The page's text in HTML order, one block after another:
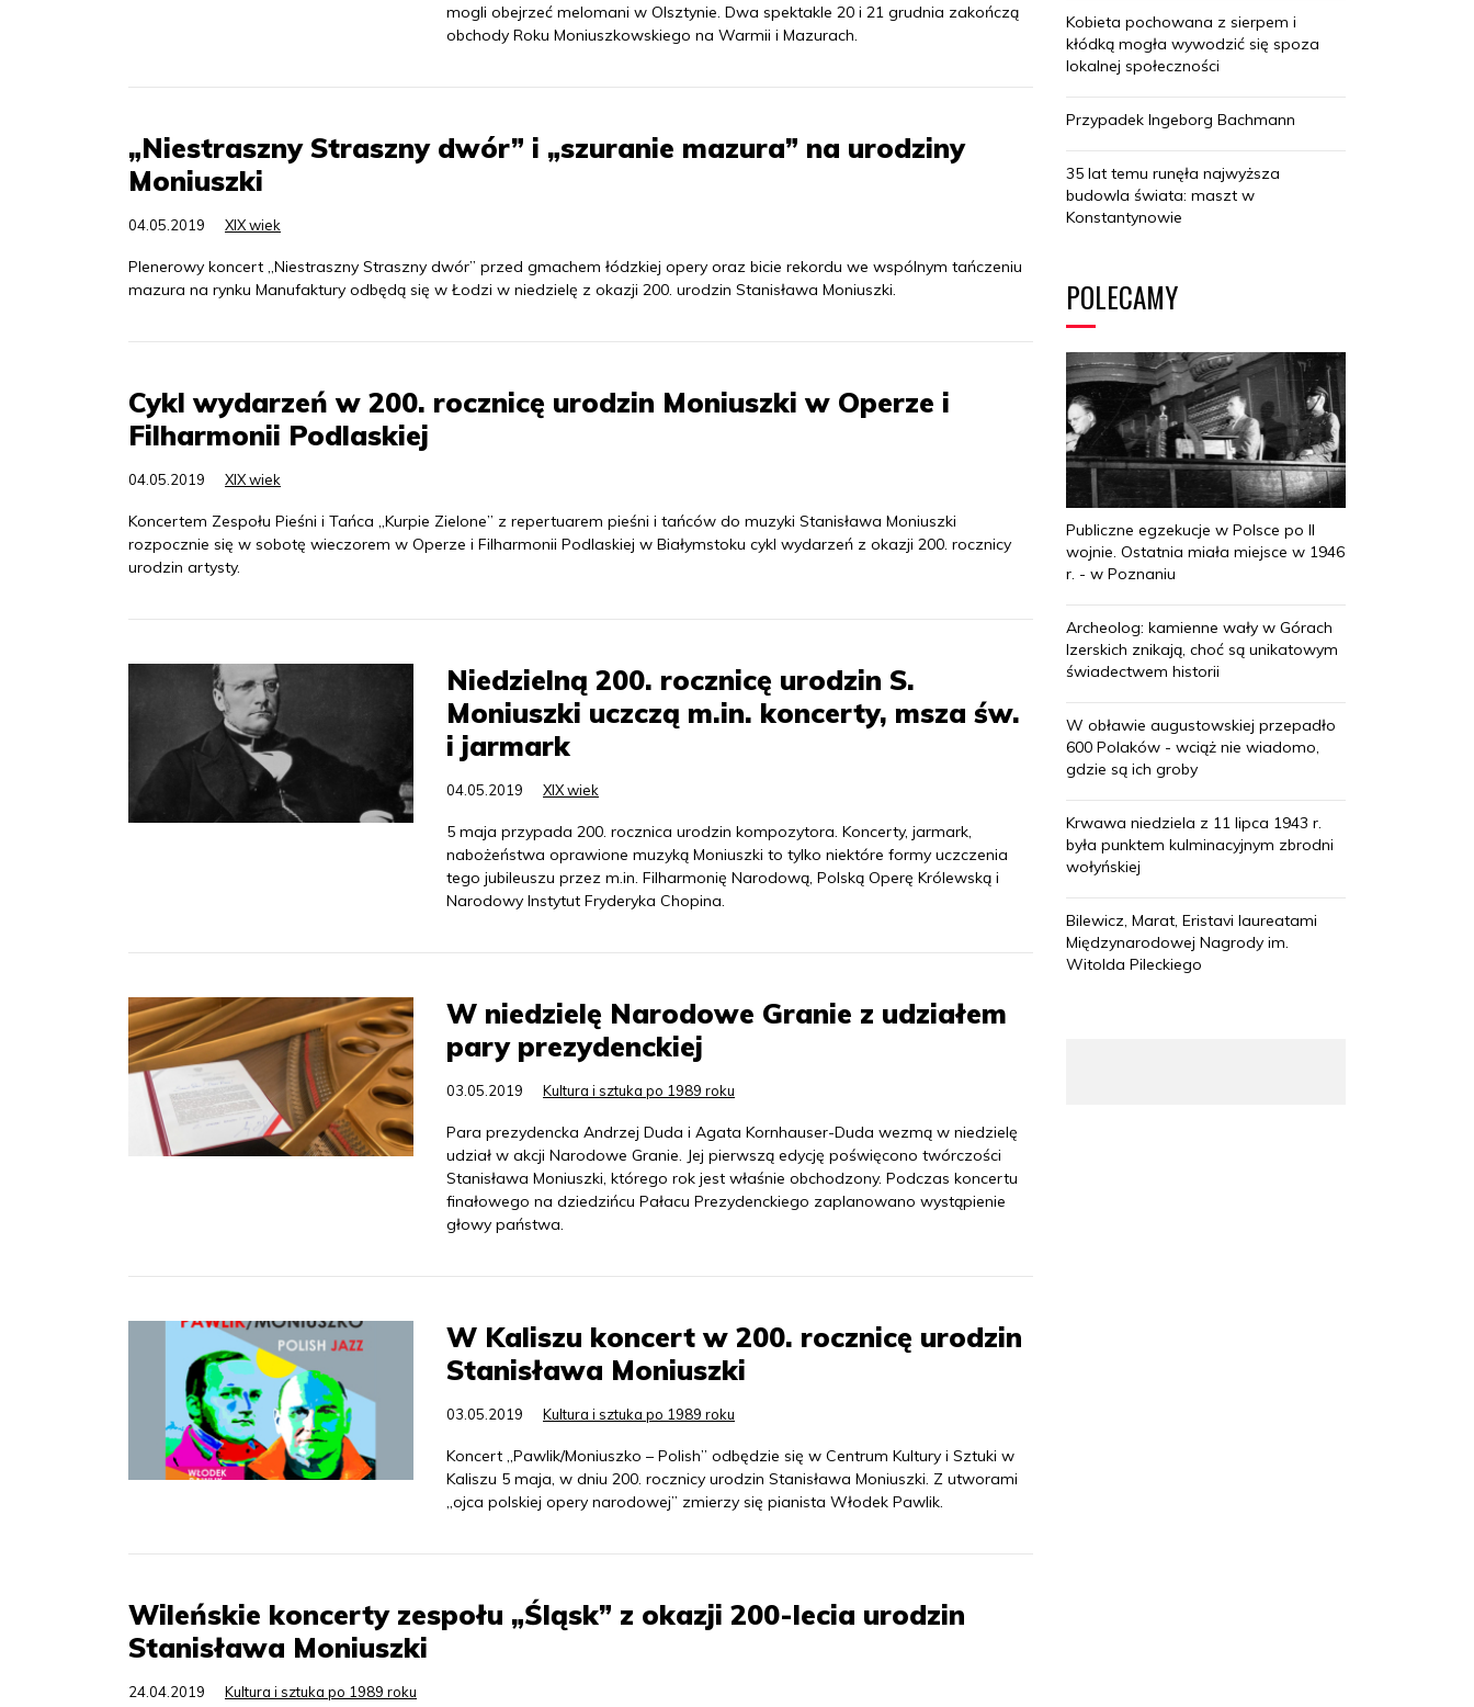
mogli obejrzeć melomani w Olsztynie. Dwa spektakle 20 i 21 grudnia zakończą
obchody Roku Moniuszkowskiego na Warmii i Mazurach.
„Niestraszny Straszny dwór” i „szuranie mazura” na urodziny
Moniuszki
04.05.2019 XIX wiek
Plenerowy koncert „Niestraszny Straszny dwór” przed gmachem łódzkiej opery oraz bicie rekordu we wspólnym tańczeniu
mazura na rynku Manufaktury odbędą się w Łodzi w niedzielę z okazji 200. urodzin Stanisława Moniuszki.
Cykl wydarzeń w 200. rocznicę urodzin Moniuszki w Operze i
Filharmonii Podlaskiej
04.05.2019 XIX wiek
Koncertem Zespołu Pieśni i Tańca „Kurpie Zielone” z repertuarem pieśni i tańców do muzyki Stanisława Moniuszki
rozpocznie się w sobotę wieczorem w Operze i Filharmonii Podlaskiej w Białymstoku cykl wydarzeń z okazji 200. rocznicy
urodzin artysty.
Niedzielną 200. rocznicę urodzin S.
Moniuszki uczczą m.in. koncerty, msza św.
i jarmark
04.05.2019 XIX wiek
5 maja przypada 200. rocznica urodzin kompozytora. Koncerty, jarmark,
nabożeństwa oprawione muzyką Moniuszki to tylko niektóre formy uczczenia
tego jubileuszu przez m.in. Filharmonię Narodową, Polską Operę Królewską i
Narodowy Instytut Fryderyka Chopina.
W niedzielę Narodowe Granie z udziałem
pary prezydenckiej
03.05.2019 Kultura i sztuka po 1989 roku
Para prezydencka Andrzej Duda i Agata Kornhauser-Duda wezmą w niedzielę
udział w akcji Narodowe Granie. Jej pierwszą edycję poświęcono twórczości
Stanisława Moniuszki, którego rok jest właśnie obchodzony. Podczas koncertu
finałowego na dziedzińcu Pałacu Prezydenckiego zaplanowano wystąpienie
głowy państwa.
W Kaliszu koncert w 200. rocznicę urodzin
Stanisława Moniuszki
03.05.2019 Kultura i sztuka po 1989 roku
Koncert „Pawlik/Moniuszko – Polish” odbędzie się w Centrum Kultury i Sztuki w
Kaliszu 5 maja, w dniu 200. rocznicy urodzin Stanisława Moniuszki. Z utworami
„ojca polskiej opery narodowej” zmierzy się pianista Włodek Pawlik.
Wileńskie koncerty zespołu „Śląsk” z okazji 200-lecia urodzin
Stanisława Moniuszki
24.04.2019 Kultura i sztuka po 1989 roku
Kobieta pochowana z sierpem i
kłódką mogła wywodzić się spoza
lokalnej społeczności
Przypadek Ingeborg Bachmann
35 lat temu runęła najwyższa
budowla świata: maszt w
Konstantynowie
POLECAMY
Publiczne egzekucje w Polsce po II
wojnie. Ostatnia miała miejsce w 1946
r. - w Poznaniu
Archeolog: kamienne wały w Górach
Izerskich znikają, choć są unikatowym
świadectwem historii
W obławie augustowskiej przepadło
600 Polaków - wciąż nie wiadomo,
gdzie są ich groby
Krwawa niedziela z 11 lipca 1943 r.
była punktem kulminacyjnym zbrodni
wołyńskiej
Bilewicz, Marat, Eristavi laureatami
Międzynarodowej Nagrody im.
Witolda Pileckiego